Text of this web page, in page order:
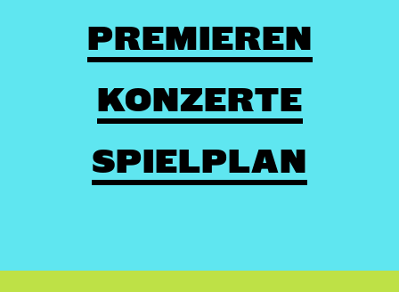
PREMIEREN
KONZERTE
SPIELPLAN